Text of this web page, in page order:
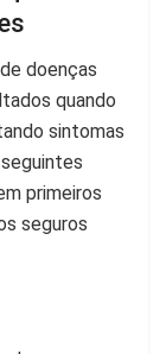
doenças
quando
sintomas
primeiros
seguros